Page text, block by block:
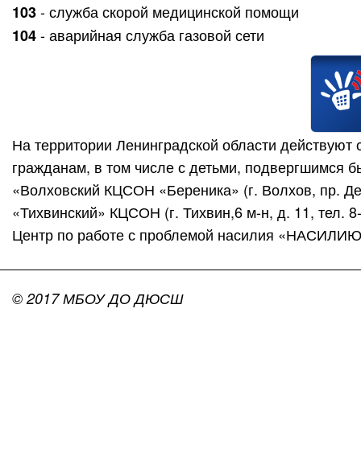
103- служба скорой медицинской помощи
104- аварийная служба газовой сети
На территории Ленинградской области
гражданам, в том числе с детьми, подвергшимся
«Волховский КЦСОН «Береника» (г. Волхов, пр.
«Тихвинский» КЦСОН (г. Тихвин,6 м-н, д. 11, тел.
Центр по работе с проблемой насилия
© 2017 МБОУ ДО ДЮСШ